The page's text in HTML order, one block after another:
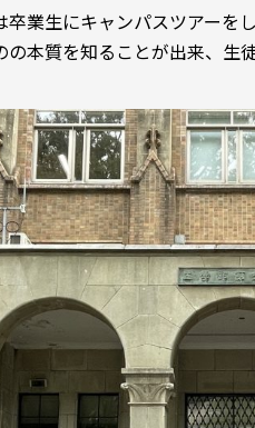
業生にキャンパスツアーを
本質を知ることが出来、生